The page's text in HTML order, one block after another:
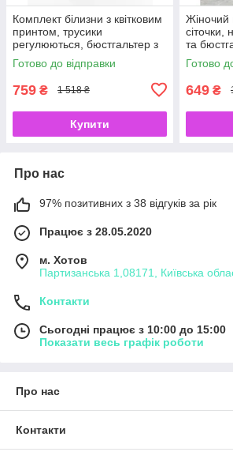
Комплект білизни з квітковим
принтом, трусики
регулюються, бюстгальтер з
кісточками, чорний з бежевим
S
Готово до відправки
759 ₴ 1 518 ₴
Купити
Жіночий
сіточки,
та
гарний
білизни
Готово
649 ₴
Про нас
97% позитивних з 38 відгуків за рік
Працює з 28.05.2020
м. Хотов
Партизанська 1,08171, Київська
Контакти
Сьогодні працює з 10:00 до 15:00
Показати весь графік роботи
Про нас
Контакти